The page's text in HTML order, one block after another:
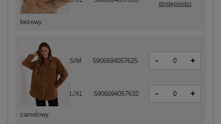
camelowy
S/M 5906694057625 - +
L/XL 5906694057632 - +
beżowy
dostępności